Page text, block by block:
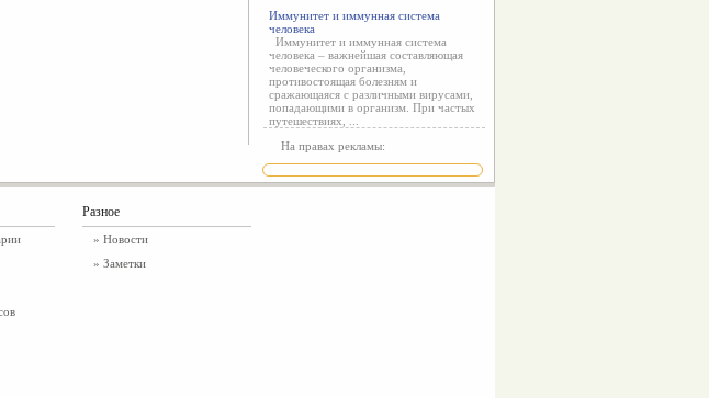
Иммунитет и иммунная система
человека
Иммунитет и иммунная система
человека – важнейшая составляющая
человеческого организма,
противостоящая болезням и
сражающаяся с различными вирусами,
попадающими в организм. При частых
путешествиях, ...
На правах рекламы:
Разное
» Новости
» Заметки